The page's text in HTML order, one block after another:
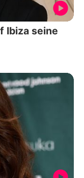
Ibiza seine